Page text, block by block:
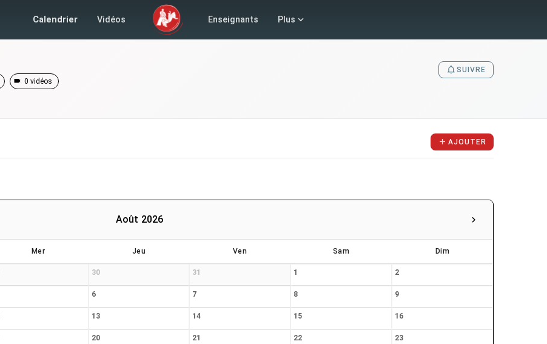
Calendrier Vidéos Enseignants Plus
0 vidéos
SUIVRE
AJOUTER
Août 2026
Mer Jeu Ven Sam Dim
30 31 1 2
6 7 8 9
13 14 15 16
20 21 22 23